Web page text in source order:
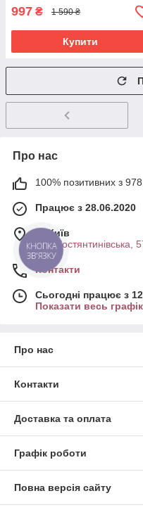
997 ₴ 1 590 ₴
Купити
Про нас
100% позитивних з 978
Працює з 28.06.2020
м. Київ
вул. Костянтинівська,
Контакти
Сьогодні працює з
Показати весь
Про нас
Контакти
Доставка та оплата
Графік роботи
Повна версія сайту
КНОПКА
ЗВ'ЯЗКУ